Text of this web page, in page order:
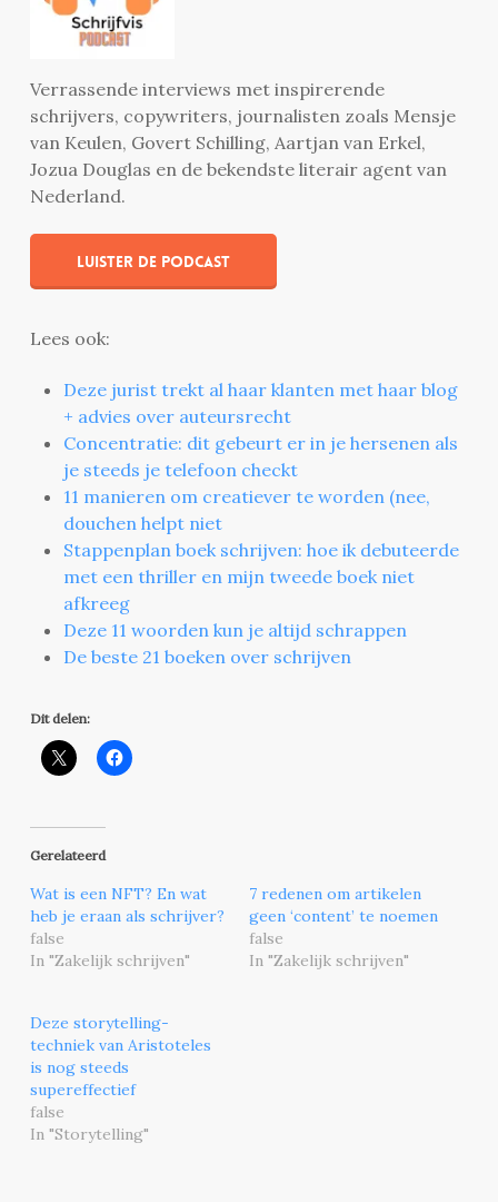
Verrassende interviews met inspirerende
schrijvers, copywriters, journalisten zoals Mensje
van Keulen, Govert Schilling, Aartjan van Erkel,
Jozua Douglas en de bekendste literair agent van
Nederland.
Luister de podcast
Lees ook:
Deze jurist trekt al haar klanten met haar blog
+ advies over auteursrecht
Concentratie: dit gebeurt er in je hersenen als
je steeds je telefoon checkt
11 manieren om creatiever te worden (nee,
douchen helpt niet
Stappenplan boek schrijven: hoe ik debuteerde
met een thriller en mijn tweede boek niet
afkreeg
Deze 11 woorden kun je altijd schrappen
De beste 21 boeken over schrijven
Dit delen:
Gerelateerd
Wat is een NFT? En wat
heb je eraan als schrijver?
false
In "Zakelijk schrijven"
7 redenen om artikelen
geen ‘content’ te noemen
false
In "Zakelijk schrijven"
Deze storytelling-
techniek van Aristoteles
is nog steeds
supereffectief
false
In "Storytelling"